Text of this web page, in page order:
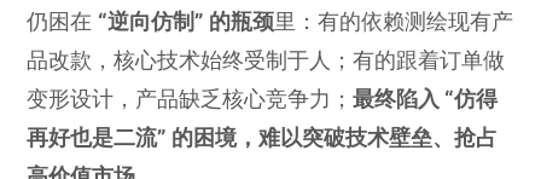
仍困在 “逆向仿制” 的瓶颈里：有的依赖测绘现有产
品改款，核心技术始终受制于人；有的跟着订单做
变形设计，产品缺乏核心竞争力；最终陷入 “仿得
再好也是二流” 的困境，难以突破技术壁垒、抢占